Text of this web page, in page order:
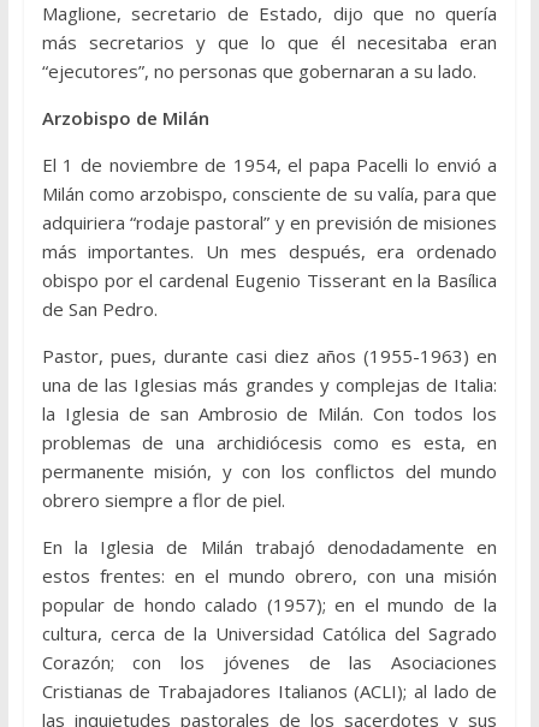
Maglione, secretario de Estado, dijo que no quería
más secretarios y que lo que él necesitaba eran
“ejecutores”, no personas que gobernaran a su lado.
Arzobispo de Milán
El 1 de noviembre de 1954, el papa Pacelli lo envió a
Milán como arzobispo, consciente de su valía, para que
adquiriera “rodaje pastoral” y en previsión de misiones
más importantes. Un mes después, era ordenado
obispo por el cardenal Eugenio Tisserant en la Basílica
de San Pedro.
Pastor, pues, durante casi diez años (1955-1963) en
una de las Iglesias más grandes y complejas de Italia:
la Iglesia de san Ambrosio de Milán. Con todos los
problemas de una archidiócesis como es esta, en
permanente misión, y con los conflictos del mundo
obrero siempre a flor de piel.
En la Iglesia de Milán trabajó denodadamente en
estos frentes: en el mundo obrero, con una misión
popular de hondo calado (1957); en el mundo de la
cultura, cerca de la Universidad Católica del Sagrado
Corazón; con los jóvenes de las Asociaciones
Cristianas de Trabajadores Italianos (ACLI); al lado de
las inquietudes pastorales de los sacerdotes y sus